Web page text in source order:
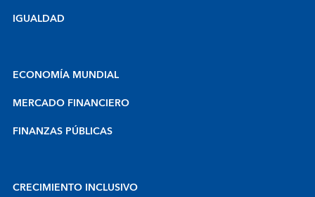
IGUALDAD
ECONOMÍA MUNDIAL
MERCADO FINANCIERO
FINANZAS PÚBLICAS
CRECIMIENTO INCLUSIVO